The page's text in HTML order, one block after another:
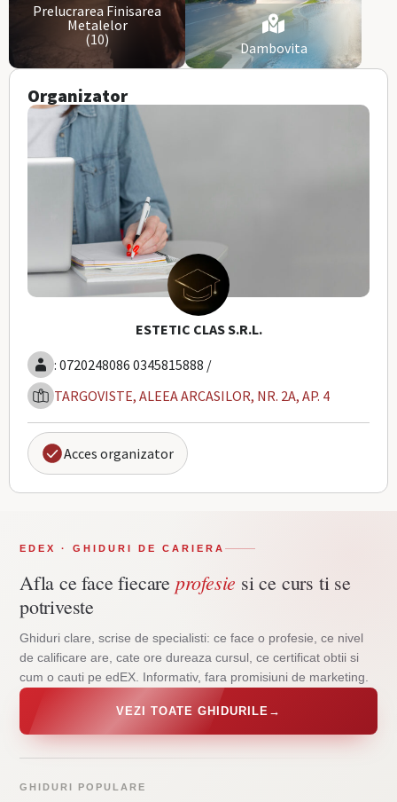
Organizator
ESTETIC CLAS S.R.L.
: 0720248086 0345815888 /
TARGOVISTE, ALEEA ARCASILOR, NR. 2A, AP. 4
Acces organizator
Prelucrarea Finisarea
Metalelor
(10)
Dambovita
EDEX · GHIDURI DE CARIERA
Afla ce face fiecare profesie si ce curs ti se
potriveste
Ghiduri clare, scrise de specialisti: ce face o profesie, ce nivel
de calificare are, cate ore dureaza cursul, ce certificat obtii si
cum o cauti pe edEX. Informativ, fara promisiuni de marketing.
VEZI TOATE GHIDURILE →
GHIDURI POPULARE